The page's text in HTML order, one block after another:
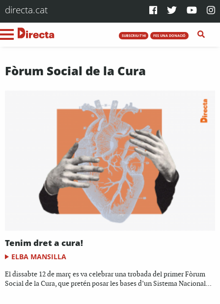
directa.cat
SUBSCRIU-T'HI FES UNA DONACIÓ
Fòrum Social de la Cura
Tenim dret a cura!
ELBA MANSILLA
El dissabte 12 de març es va celebrar una trobada del primer Fòrum
Social de la Cura, que pretén posar les bases d’un Sistema Nacional...